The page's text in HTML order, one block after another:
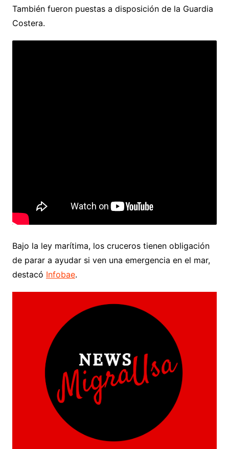
También fueron puestas a disposición de la Guardia
Costera.
Bajo la ley marítima, los cruceros tienen obligación
de parar a ayudar si ven una emergencia en el mar,
destacó Infobae.